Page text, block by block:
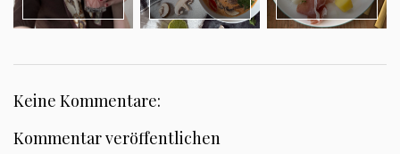
Keine Kommentare:
Kommentar veröffentlichen